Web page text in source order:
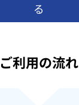
る
ご利用の流れ